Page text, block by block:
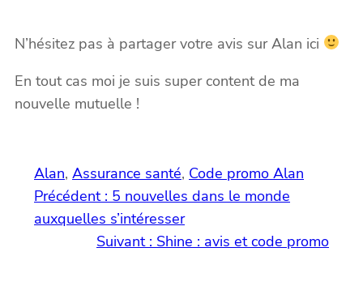
N’hésitez pas à partager votre avis sur Alan ici
En tout cas moi je suis super content de ma
nouvelle mutuelle !
Alan, Assurance santé, Code promo Alan
Précédent : 5 nouvelles dans le monde
auxquelles s’intéresser
Suivant : Shine : avis et code promo